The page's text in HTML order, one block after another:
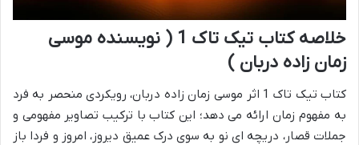
خلاصه کتاب تیک تاک 1 ( نویسنده موسی
زمان زاده دربان )
کتاب تیک تاک 1 اثر موسی زمان زاده دربان، رویکردی منحصر به فرد
به مفهوم زمان ارائه می دهد؛ این کتاب با ترکیب تصاویر مفهومی و
جملات قصار، دریچه ای نو به سوی درک عمیق دیروز، امروز و فردا باز